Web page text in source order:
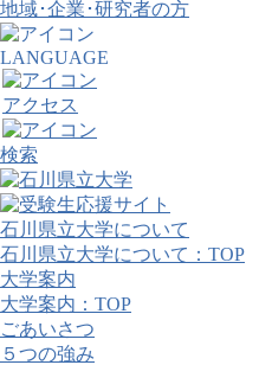
地域･企業･研究者の方
LANGUAGE
アクセス
検索
石川県立大学について
石川県立大学について：TOP
大学案内
大学案内：TOP
ごあいさつ
５つの強み